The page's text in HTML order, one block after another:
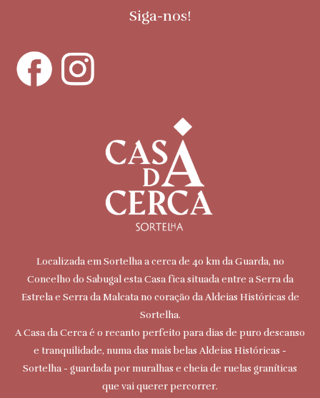
Siga-nos!
Localizada em Sortelha a cerca de 40 km da Guarda, no
Concelho do Sabugal esta Casa fica situada entre a Serra da
Estrela e Serra da Malcata no coração da Aldeias Históricas de
Sortelha.
A Casa da Cerca é o recanto perfeito para dias de puro descanso
e tranquilidade, numa das mais belas Aldeias Históricas -
Sortelha - guardada por muralhas e cheia de ruelas graníticas
que vai querer percorrer.